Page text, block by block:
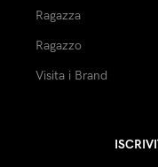
Ragazza
Ragazzo
Visita i Brand